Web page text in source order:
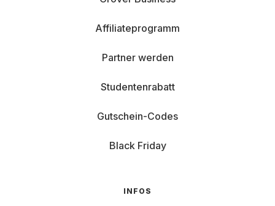
Affiliateprogramm
Partner werden
Studentenrabatt
Gutschein-Codes
Black Friday
INFOS